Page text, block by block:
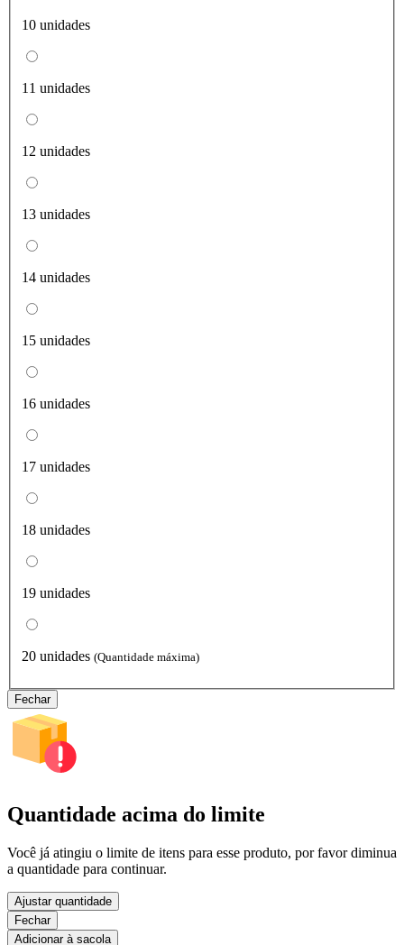
10 unidades
11 unidades
12 unidades
13 unidades
14 unidades
15 unidades
16 unidades
17 unidades
18 unidades
19 unidades
20 unidades (Quantidade máxima)
Fechar
Quantidade acima do limite
Você já atingiu o limite de itens para esse produto, por favor diminua
a quantidade para continuar.
Ajustar quantidade
Fechar
Adicionar à sacola